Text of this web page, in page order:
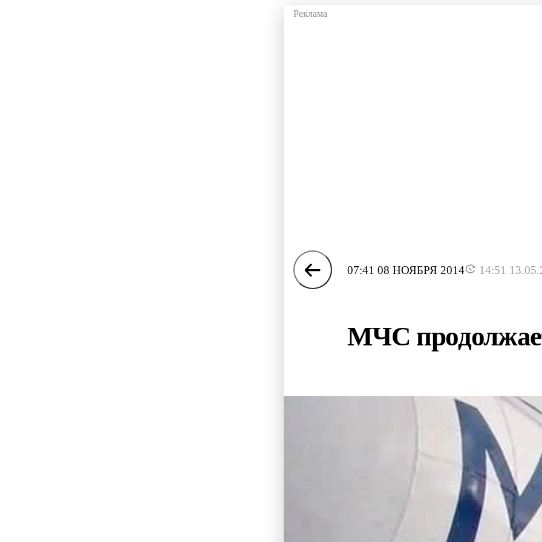
07:41 08 НОЯБРЯ 2014 14:51
МЧС